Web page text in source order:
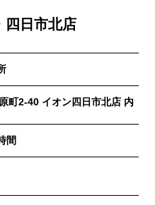
四日市北店
町2-40 イオン四日市北店 内
間